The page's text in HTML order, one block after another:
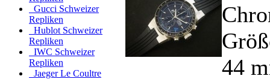
Gucci Schweizer
Repliken
Hublot Schweizer
Repliken
IWC Schweizer
Repliken
Jaeger Le Coultre
44